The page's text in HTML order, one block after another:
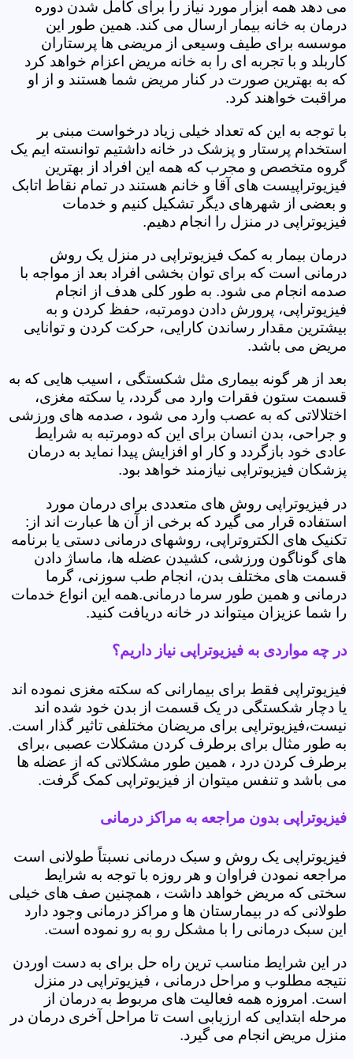
می دهد همه ابزار مورد نیاز را برای کامل شدن دوره
درمان به خانه بیمار ارسال می کند. همین طور این
موسسه برای طیف وسیعی از مریضی ها پرستاران
کاربلد و با تجربه ای را به خانه مریض اعزام خواهد کرد
که به بهترین صورت در کنار مریض شما هستند و از او
مراقبت خواهند کرد.
با توجه به این که تعداد خیلی زیاد درخواست مبنی بر
استخدام پرستار و پزشک در خانه داشتیم توانسته ایم یک
گروه متخصص و مجرب که همه این افراد از بهترین
فیزیوتراپیست های آقا و خانم هستند در تمام نقاط اتابک
و بعضی از شهرهای دیگر تشکیل کنیم و خدمات
فیزیوتراپی در منزل را انجام دهیم.
درمان بیمار به کمک فیزیوتراپی در منزل یک روش
درمانی است که برای توان بخشی افراد بعد از مواجه با
صدمه انجام می شود. به طور کلی هدف از انجام
فیزیوتراپی، پرورش دادن دومرتبه، حفظ کردن و به
بیشترین مقدار رساندن کارایی، حرکت کردن و توانایی
مریض می باشد.
بعد از هر گونه بیماری مثل شکستگی ، اسیب هایی که به
قسمت ستون فقرات وارد می گردد، یا سکته مغزی،
اختلالاتی که به عصب وارد می شود ، صدمه های ورزشی
و جراحی، بدن انسان برای این که دومرتبه به شرایط
عادی خود بازگردد و کار او افزایش پیدا نماید به درمان
پزشکان فیزیوتراپی نیازمند خواهد بود.
در فیزیوتراپی روش های متعددی برای درمان مورد
استفاده قرار می گیرد که برخی از آن ها عبارت اند از:
تکنیک های الکتروتراپی، روشهای درمانی دستی یا برنامه
های گوناگون ورزشی، کشیدن عضله ها، ماساژ دادن
قسمت های مختلف بدن، انجام طب سوزنی، گرما
درمانی و همین طور سرما درمانی.همه این انواع خدمات
را شما عزیزان میتواند در خانه دریافت کنید.
در چه مواردی به فیزیوتراپی نیاز داریم؟
فیزیوتراپی فقط برای بیمارانی که سکته مغزی نموده اند
یا دچار شکستگی در یک قسمت از بدن خود شده اند
نیست،فیزیوتراپی برای مریضان مختلفی تاثیر گذار است.
به طور مثال برای برطرف کردن مشکلات عصبی ،برای
برطرف کردن درد ، همین طور مشکلاتی که از عضله ها
می باشد و تنفس میتوان از فیزیوتراپی کمک گرفت.
فیزیوتراپی بدون مراجعه به مراکز درمانی
فیزیوتراپی یک روش و سبک درمانی نسبتاً طولانی است
مراجعه نمودن فراوان و هر روزه با توجه به شرایط
سختی که مریض خواهد داشت ، همچنین صف های خیلی
طولانی که در بیمارستان ها و مراکز درمانی وجود دارد
این سبک درمانی را با مشکل رو به رو نموده است.
در این شرایط مناسب ترین راه حل برای به دست اوردن
نتیجه مطلوب و مراحل درمانی ، فیزیوتراپی در منزل
است. امروزه همه فعالیت های مربوط به درمان از
مرحله ابتدایی که ارزیابی است تا مراحل آخری درمان در
منزل مریض انجام می گیرد.